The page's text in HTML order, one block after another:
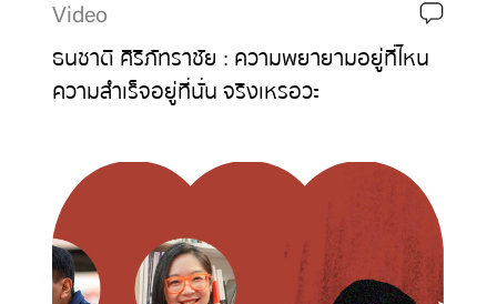
Video
ธนชาติ ศิริภัทราชัย : ความพยายามอยู่ที่ไหน
ความสำเร็จอยู่ที่นั่น จริงเหรอวะ